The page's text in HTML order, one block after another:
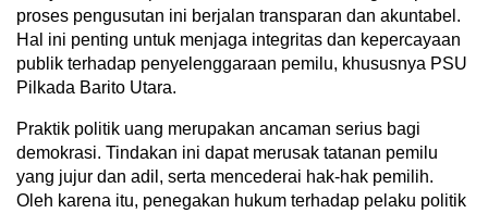
proses pengusutan ini berjalan transparan dan akuntabel.
Hal ini penting untuk menjaga integritas dan kepercayaan
publik terhadap penyelenggaraan pemilu, khususnya PSU
Pilkada Barito Utara.
Praktik politik uang merupakan ancaman serius bagi
demokrasi. Tindakan ini dapat merusak tatanan pemilu
yang jujur dan adil, serta mencederai hak-hak pemilih.
Oleh karena itu, penegakan hukum terhadap pelaku politik